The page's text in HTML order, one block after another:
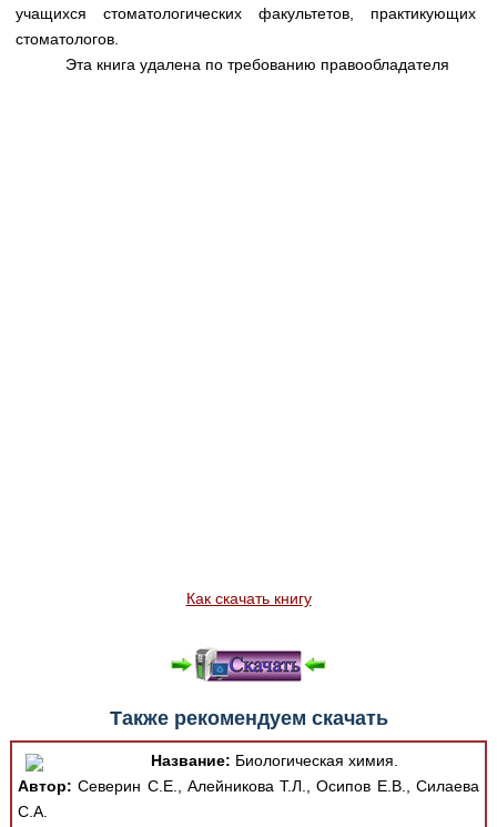
Медицинская стандартизация
учащихся стоматологических факультетов, практикующих
стоматологов.
Эта книга удалена по требованию правообладателя
Как скачать книгу
Также рекомендуем скачать
Название: Биологическая химия.
Автор: Северин С.Е., Алейникова Т.Л., Осипов Е.В., Силаева
С.А.